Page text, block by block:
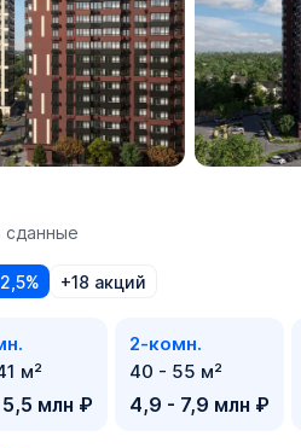
сданные
+18 акций
м²
млн ₽
2-комн.
40 - 55 м²
4,9 - 7,9 млн ₽